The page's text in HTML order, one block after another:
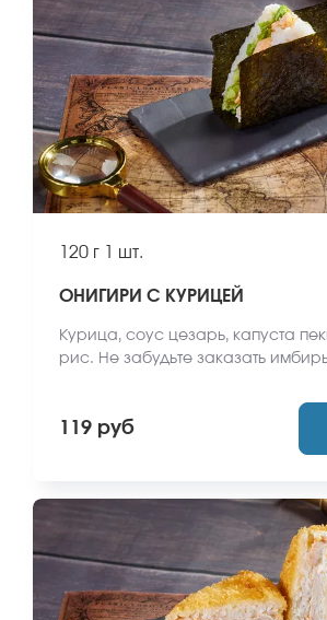
120 г 1 шт.
ОНИГИРИ С КУРИЦЕЙ
Курица, соус цезарь, капуста
рис. Не забудьте заказать
*Внешний вид блюда может
сайте.
119 руб